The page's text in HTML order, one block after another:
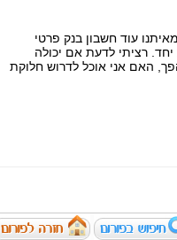
עוד חשבון בנק פרטי
יחד. רציתי לדעת אם יכולה
האם אני אוכל לדרוש חלוקת